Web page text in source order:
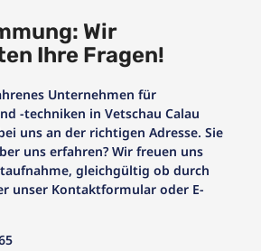
Wir
Ihre Fragen!
Unternehmen für
-techniken in Vetschau Calau
uns an der richtigen Adresse. Sie
uns erfahren? Wir freuen uns
gleichgültig ob durch
unser Kontaktformular oder E-